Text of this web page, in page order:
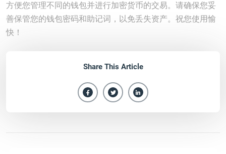
方便您管理不同的钱包并进行加密货币的交易。请确保您妥
善保管您的钱包密码和助记词，以免丢失资产。祝您使用愉
快！
Share This Article